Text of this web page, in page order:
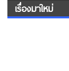
เรื่องมาใหม่